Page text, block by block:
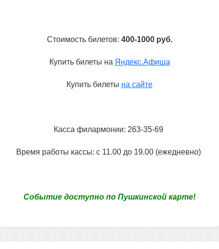
Стоимость билетов: 400-1000 руб.
Купить билеты на Яндекс.Афиша
Купить билеты на сайте
Касса филармонии: 263-35-69
Время работы кассы: с 11.00 до 19.00 (ежедневно)
Событие доступно по Пушкинской карте!